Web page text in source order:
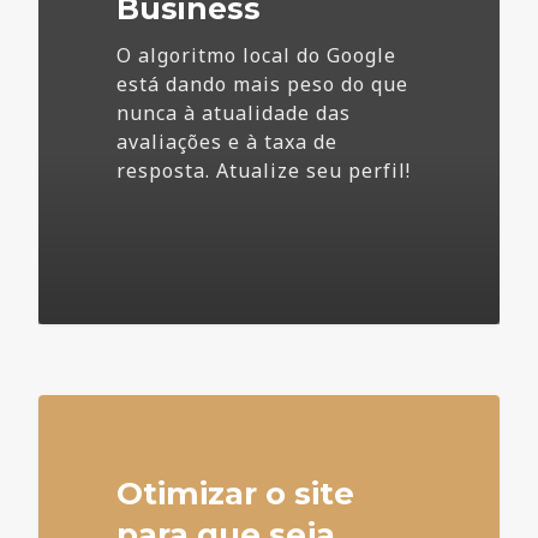
Business
O algoritmo local do Google
está dando mais peso do que
nunca à atualidade das
avaliações e à taxa de
resposta. Atualize seu perfil!
Otimizar o site